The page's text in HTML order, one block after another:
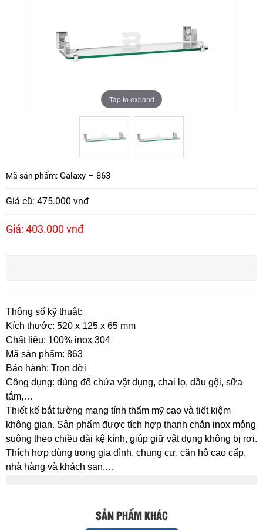
Tap to expand
Tap to expand
Mã sản phẩm: Galaxy – 863
Giá cũ: 475.000 vnđ
Giá: 403.000 vnđ
Thông số kỹ thuật:
Kích thước: 520 x 125 x 65 mm
Chất liệu: 100% inox 304
Mã sản phẩm: 863
Bảo hành: Trọn đời
Công dụng: dùng để chứa vật dụng, chai lọ, dầu gội, sữa
tắm,…
Thiết kế bắt tường mang tính thẩm mỹ cao và tiết kiệm
không gian. Sản phẩm được tích hợp thanh chắn inox mỏng
suông theo chiều dài kệ kính, giúp giữ vật dụng không bị rơi.
Thích hợp dùng trong gia đình, chung cư, căn hộ cao cấp,
nhà hàng và khách sạn,…
SẢN PHẨM KHÁC